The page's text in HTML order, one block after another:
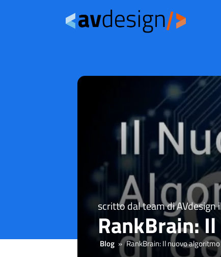
scritto dal team di AVdesign
RankBrain:
Blog » RankBrain: Il nuovo